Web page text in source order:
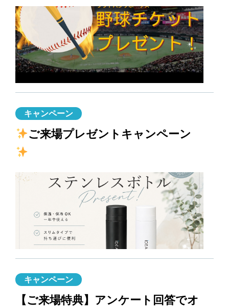
キャンペーン
ご来場プレゼントキャンペーン
キャンペーン
【ご来場特典】アンケート回答でオ